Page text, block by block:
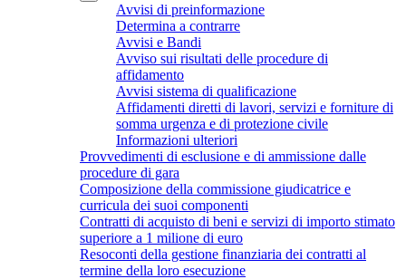
Avvisi di preinformazione
Determina a contrarre
Avvisi e Bandi
Avviso sui risultati delle procedure di
affidamento
Avvisi sistema di qualificazione
Affidamenti diretti di lavori, servizi e forniture di
somma urgenza e di protezione civile
Informazioni ulteriori
Provvedimenti di esclusione e di ammissione dalle
procedure di gara
Composizione della commissione giudicatrice e
curricula dei suoi componenti
Contratti di acquisto di beni e servizi di importo stimato
superiore a 1 milione di euro
Resoconti della gestione finanziaria dei contratti al
termine della loro esecuzione